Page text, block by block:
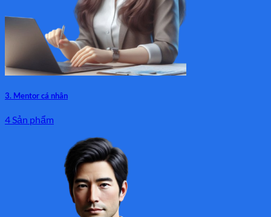
3. Mentor cá nhân
4 Sản phẩm